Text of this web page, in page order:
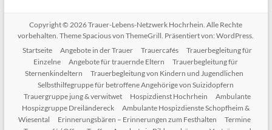
Copyright © 2026Trauer-Lebens-Netzwerk Hochrhein. Alle Rechte
vorbehalten. ThemeSpaciousvon ThemeGrill. Präsentiert von:WordPress.
Startseite
Angebote in der Trauer Trauercafés
Trauerbegleitung für
Einzelne
Angebote für trauernde Eltern
Trauerbegleitung für
Sternenkindeltern
Trauerbegleitung von Kindern und Jugendlichen
Selbsthilfegruppe für betroffene Angehörige von Suizidopfern
Trauergruppe jung & verwitwet
Hospizdienst Hochrhein
Ambulante
Hospizgruppe Dreiländereck
Ambulante Hospizdienste Schopfheim &
Wiesental
Erinnerungsbären – Erinnerungen zum Festhalten
Termine